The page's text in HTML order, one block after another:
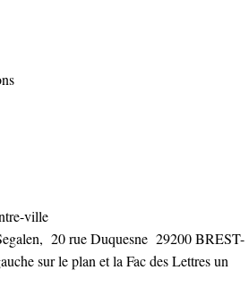
ville
20 rue Duquesne 29200 BREST-
sur le plan et la Fac des Lettres un